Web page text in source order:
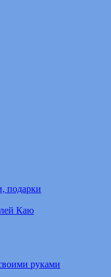
подарки
Каю
руками